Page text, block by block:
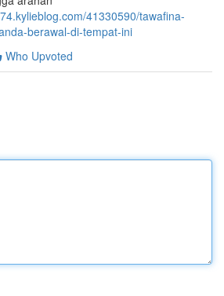
41330590/tawafina-
berawal-di-tempat-ini
Who Upvoted